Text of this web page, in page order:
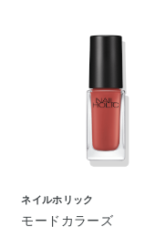
ネイルホリック
モードカラーズ